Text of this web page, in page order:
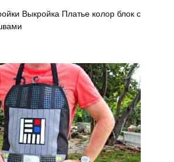
Выкройка Платье колор блок с